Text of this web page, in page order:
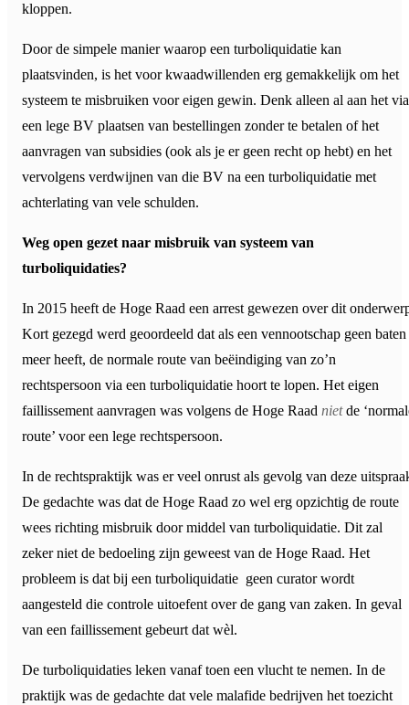
kloppen.
Door de simpele manier waarop een turboliquidatie kan
plaatsvinden, is het voor kwaadwillenden erg gemakkelijk om het
systeem te misbruiken voor eigen gewin. Denk alleen al aan het via
een lege BV plaatsen van bestellingen zonder te betalen of het
aanvragen van subsidies (ook als je er geen recht op hebt) en het
vervolgens verdwijnen van die BV na een turboliquidatie met
achterlating van vele schulden.
Weg open gezet naar misbruik van systeem van
turboliquidaties?
In 2015 heeft de Hoge Raad een arrest gewezen over dit
Kort gezegd werd geoordeeld dat als een vennootschap geen baten
meer heeft, de normale route van beëindiging van zo’n
rechtspersoon via een turboliquidatie hoort te lopen. Het eigen
faillissement aanvragen was volgens de Hoge Raad nietde
route’ voor een lege rechtspersoon.
In de rechtspraktijk was er veel onrust als gevolg van deze
De gedachte was dat de Hoge Raad zo wel erg opzichtig de route
wees richting misbruik door middel van turboliquidatie. Dit zal
zeker niet de bedoeling zijn geweest van de Hoge Raad. Het
probleem is dat bij een turboliquidatie geen curator wordt
aangesteld die controle uitoefent over de gang van zaken. In geval
van een faillissement gebeurt dat wèl.
De turboliquidaties leken vanaf toen een vlucht te nemen. In de
praktijk was de gedachte dat vele malafide bedrijven het toezicht